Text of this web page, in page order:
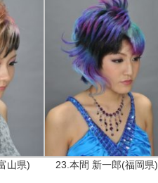
山県) 23.本間 新一郎(福岡県)